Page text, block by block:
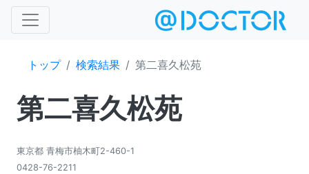
トップ 検索結果 第二喜久松苑
第二喜久松苑
東京都 青梅市柚木町2-460-1
0428-76-2211